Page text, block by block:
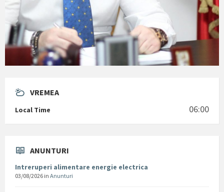
VREMEA
Local Time 06:00
ANUNTURI
Intreruperi alimentare energie electrica
03/08/2026 in Anunturi